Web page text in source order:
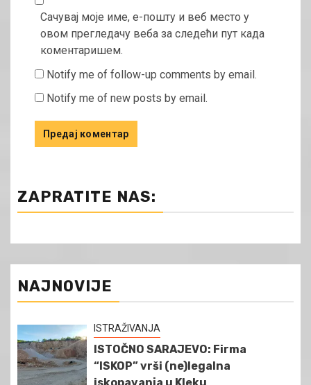
Сачувај моје име, е-пошту и веб место у
овом прегледачу веба за следећи пут када
коментаришем.
Notify me of follow-up comments by email.
Notify me of new posts by email.
ZAPRATITE NAS:
NAJNOVIJE
ISTRAŽIVANJA
ISTOČNO SARAJEVO: Firma
“ISKOP” vrši (ne)legalna